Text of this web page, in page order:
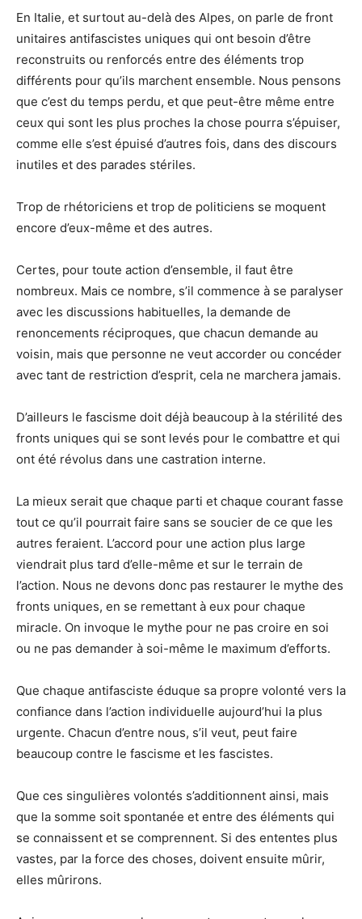
En Italie, et surtout au-delà des Alpes, on parle de front
unitaires antifascistes uniques qui ont besoin d’être
reconstruits ou renforcés entre des éléments trop
différents pour qu’ils marchent ensemble. Nous pensons
que c’est du temps perdu, et que peut-être même entre
ceux qui sont les plus proches la chose pourra s’épuiser,
comme elle s’est épuisé d’autres fois, dans des discours
inutiles et des parades stériles.
Trop de rhétoriciens et trop de politiciens se moquent
encore d’eux-même et des autres.
Certes, pour toute action d’ensemble, il faut être
nombreux. Mais ce nombre, s’il commence à se paralyser
avec les discussions habituelles, la demande de
renoncements réciproques, que chacun demande au
voisin, mais que personne ne veut accorder ou concéder
avec tant de restriction d’esprit, cela ne marchera jamais.
D’ailleurs le fascisme doit déjà beaucoup à la stérilité des
fronts uniques qui se sont levés pour le combattre et qui
ont été révolus dans une castration interne.
La mieux serait que chaque parti et chaque courant fasse
tout ce qu’il pourrait faire sans se soucier de ce que les
autres feraient. L’accord pour une action plus large
viendrait plus tard d’elle-même et sur le terrain de
l’action. Nous ne devons donc pas restaurer le mythe des
fronts uniques, en se remettant à eux pour chaque
miracle. On invoque le mythe pour ne pas croire en soi
ou ne pas demander à soi-même le maximum d’efforts.
Que chaque antifasciste éduque sa propre volonté vers la
confiance dans l’action individuelle aujourd’hui la plus
urgente. Chacun d’entre nous, s’il veut, peut faire
beaucoup contre le fascisme et les fascistes.
Que ces singulières volontés s’additionnent ainsi, mais
que la somme soit spontanée et entre des éléments qui
se connaissent et se comprennent. Si des ententes plus
vastes, par la force des choses, doivent ensuite mûrir,
elles mûrirons.